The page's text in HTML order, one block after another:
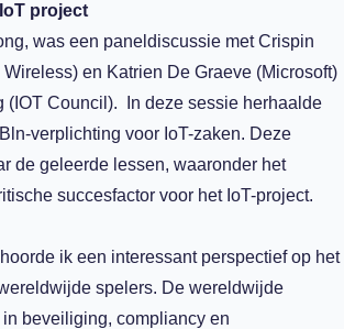
project
was een paneldiscussie met Crispin
en Katrien De Graeve (Microsoft)
(IOT Council). In deze sessie herhaalde
verplichting voor IoT-zaken. Deze
de geleerde lessen, waaronder het
succesfactor voor het IoT-project.
ik een interessant perspectief op het
spelers. De wereldwijde
beveiliging, compliancy en